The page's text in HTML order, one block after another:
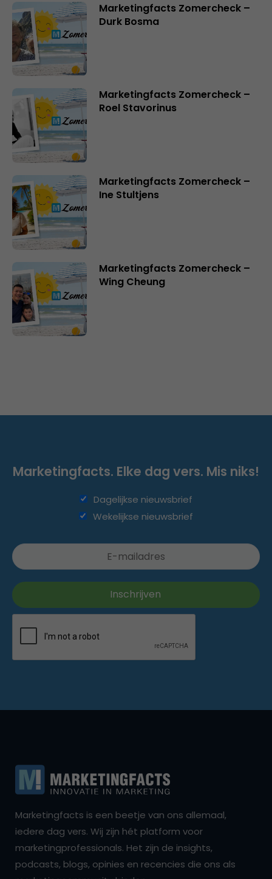
Marketingfacts Zomercheck –
Durk Bosma
Marketingfacts Zomercheck –
Roel Stavorinus
Marketingfacts Zomercheck –
Ine Stultjens
Marketingfacts Zomercheck –
Wing Cheung
Marketingfacts. Elke dag vers. Mis niks!
Dagelijkse nieuwsbrief
Wekelijkse nieuwsbrief
Marketingfacts is een beetje van ons allemaal,
iedere dag vers. Wij zijn hét platform voor
marketingprofessionals. Het zijn de insights,
podcasts, blogs, opinies en recencies die ons als